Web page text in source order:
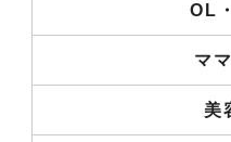
OL
マ
美